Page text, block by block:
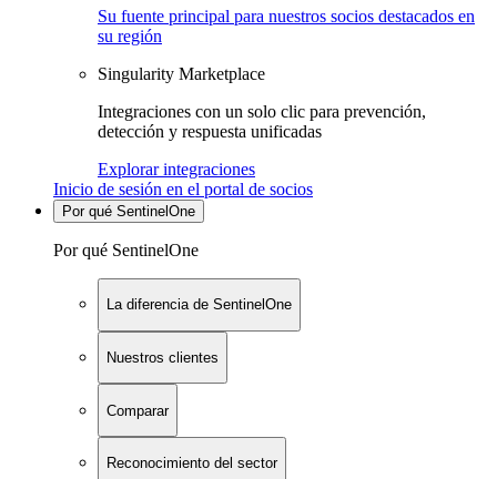
Su fuente principal para nuestros socios destacados en
su región
Singularity Marketplace
Integraciones con un solo clic para prevención,
detección y respuesta unificadas
Explorar integraciones
Inicio de sesión en el portal de socios
Por qué SentinelOne
Por qué SentinelOne
La diferencia de SentinelOne
Nuestros clientes
Comparar
Reconocimiento del sector